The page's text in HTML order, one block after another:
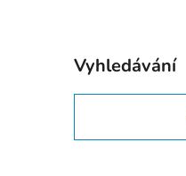
Vyhledávání